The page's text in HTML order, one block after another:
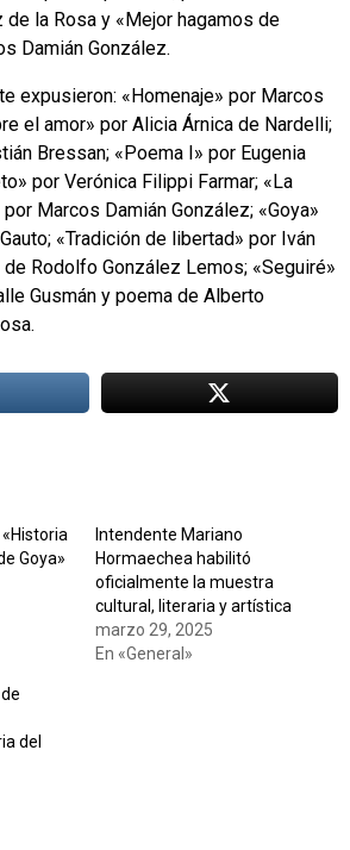
la Rosa y «Mejor hagamos de
Damián González.
expusieron: «Homenaje» por Marcos
el amor» por Alicia Árnica de Nardelli;
Bressan; «Poema I» por Eugenia
por Verónica Filippi Farmar; «La
Marcos Damián González; «Goya»
«Tradición de libertad» por Iván
de Rodolfo González Lemos; «Seguiré»
Gusmán y poema de Alberto
Goya»
Intendente Mariano
Hormaechea habilitó
oficialmente la muestra
cultural, literaria y artística
marzo 29, 2025
En «General»
del